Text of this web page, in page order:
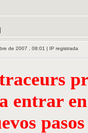
de 2007 , 08:01 | IP registrada
entrar